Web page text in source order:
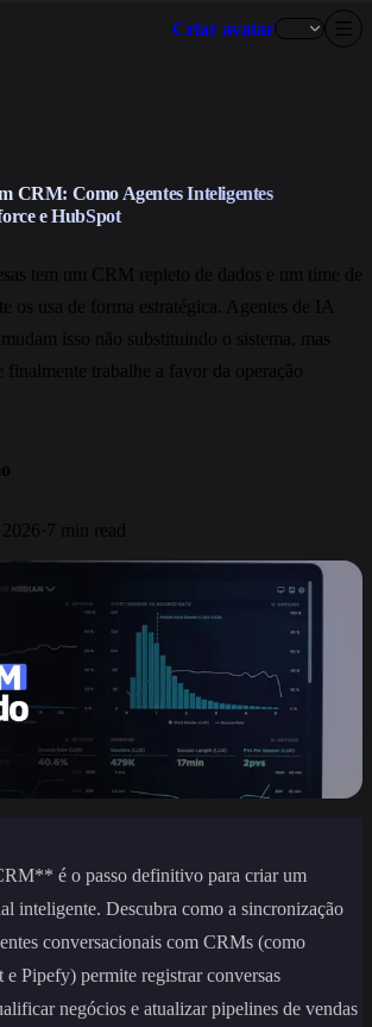
Criar avatar
CRM: Como Agentes Inteligentes
e HubSpot
tem um CRM repleto de dados e um time de
os usa de forma estratégica. Agentes de IA
isso não substituindo o sistema, mas
finalmente trabalhe a favor da operação
·7 min read
é o passo definitivo para criar um
inteligente. Descubra como a sincronização
conversacionais com CRMs (como
e Pipefy) permite registrar conversas
negócios e atualizar pipelines de vendas